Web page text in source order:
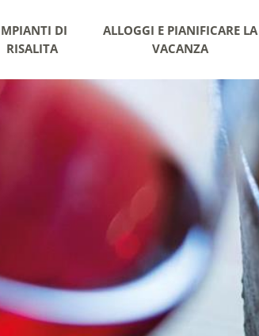
DI
RISALITA
ALLOGGI E PIANIFICARE LA
VACANZA